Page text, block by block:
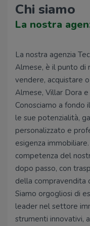
Chi siamo
La nostra
La nostra agenzia
Almese, è il punto di
vendere, acquistare
Almese, Villar Dora e
Conosciamo a fondo
le sue potenzialità,
personalizzato e
esigenza
competenza del
dopo passo, con
della compravendita
Siamo orgogliosi di
leader nel settore
strumenti innovativi,